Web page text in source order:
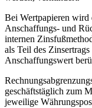
Bei Wertpapieren wird
Anschaffungs- und
internen
als Teil des
Anschaffungswert
geschäftstäglich zum
jeweilige